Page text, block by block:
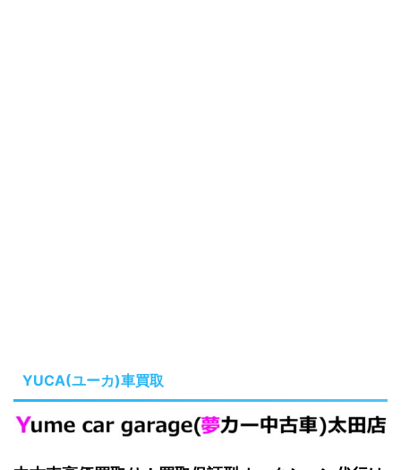
YUCA(ユーカ)車買取